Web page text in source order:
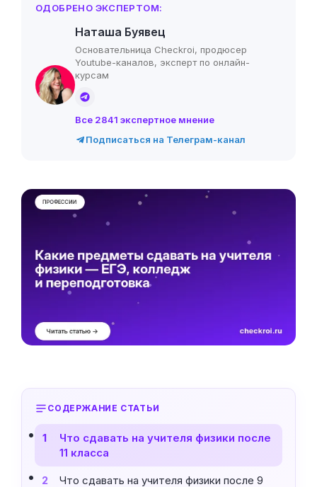
ОДОБРЕНО ЭКСПЕРТОМ:
Наташа Буявец
Основательница Checkroi, продюсер
Youtube-каналов, эксперт по онлайн-
курсам
Все 2841 экспертное мнение
Подписаться на Телеграм-канал
СОДЕРЖАНИЕ СТАТЬИ
1
Что сдавать на учителя физики после
11 класса
2
Что сдавать на учителя физики после 9